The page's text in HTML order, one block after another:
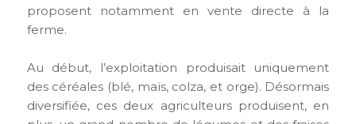
proposent notamment en vente directe à la
ferme.
Au début, l’exploitation produisait uniquement
des céréales (blé, maïs, colza, et orge). Désormais
diversifiée, ces deux agriculteurs produisent, en